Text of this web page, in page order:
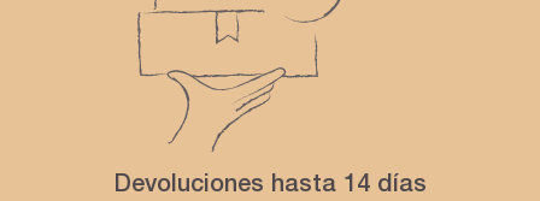
Devoluciones hasta 14 días